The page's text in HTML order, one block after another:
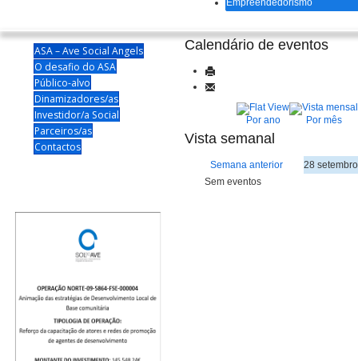
Empreendedorismo
ASA – Ave Social Angels
O desafio do ASA
Público-alvo
Dinamizadores/as
Investidor/a Social
Parceiros/as
Contactos
Calendário de eventos
Por ano Por mês
Vista semanal
Semana anterior
28
Sem eventos